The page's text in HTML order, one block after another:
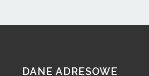
DANE ADRESOWE